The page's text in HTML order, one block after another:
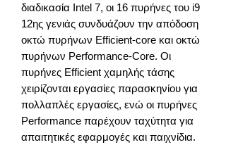
διαδικασία Intel 7, οι 16 πυρήνες του i9
12ης γενιάς συνδυάζουν την απόδοση
οκτώ πυρήνων Efficient-core και οκτώ
πυρήνων Performance-Core. Οι
πυρήνες Efficient χαμηλής τάσης
χειρίζονται εργασίες παρασκηνίου για
πολλαπλές εργασίες, ενώ οι πυρήνες
Performance παρέχουν ταχύτητα για
απαιτητικές εφαρμογές και παιχνίδια.